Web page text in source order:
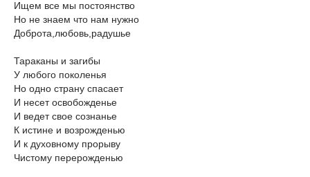
Ищем все мы постоянство
Но не знаем что нам нужно
Доброта,любовь,радушье
Тараканы и загибы
У любого поколенья
Но одно страну спасает
И несет освобожденье
И ведет свое сознанье
К истине и возрожденью
И к духовному прорыву
Чистому перерожденью